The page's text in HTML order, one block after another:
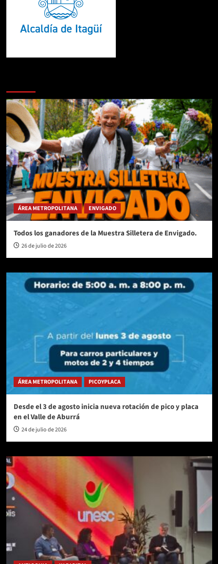
ÁREA METROPOLITANA ENVIGADO
Todos los ganadores de la Muestra Silletera de Envigado.
26 de julio de 2026
ÁREA METROPOLITANA PICOYPLACA
Desde el 3 de agosto inicia nueva rotación de pico y placa
en el Valle de Aburrá
24 de julio de 2026